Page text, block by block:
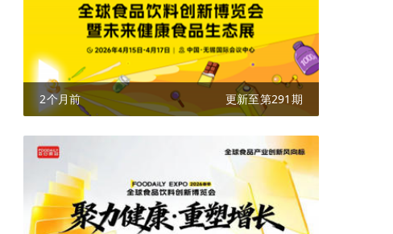
2个月前 更新至第291期